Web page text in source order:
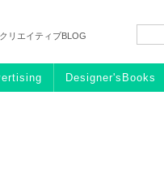
リエイティブBLOG
Designer'sBooks